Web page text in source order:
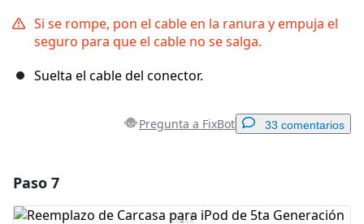
Si se rompe, pon el cable en la ranura y empuja el
seguro para que el cable no se salga.
Suelta el cable del conector.
Pregunta a FixBot 33 comentarios
Paso 7